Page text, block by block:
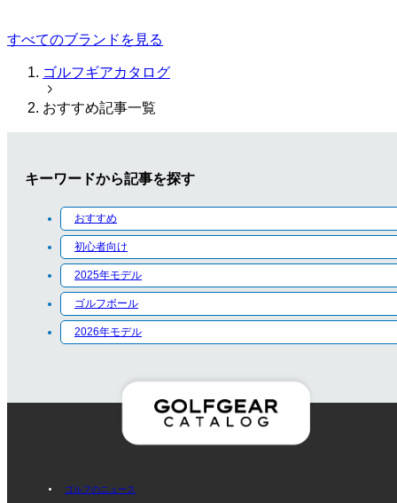
すべてのブランドを見る
ゴルフギアカタログ
おすすめ記事一覧
キーワードから記事を探す
おすすめ
初心者向け
2025年モデル
ゴルフボール
2026年モデル
ゴルフのニュース